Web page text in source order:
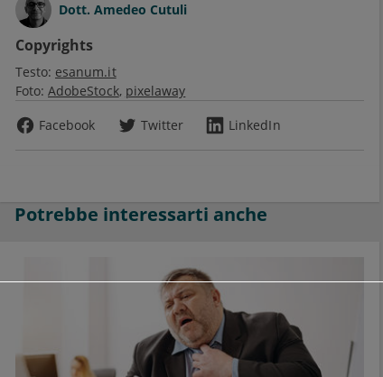
Dott. Amedeo Cutuli
Copyrights
Testo: esanum.it
Foto: AdobeStock pixelaway
Facebook
Twitter LinkedIn
Potrebbe interessarti anche